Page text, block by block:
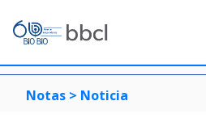
Notas > Noticia